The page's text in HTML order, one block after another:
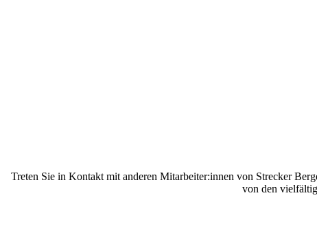
Treten Sie in Kontakt mit anderen Mitarbeiter:innen von Strecker
von den